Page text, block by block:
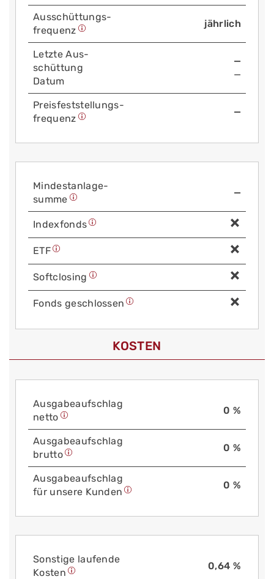
Aus­schüttungs­
frequenz
jährlich
Letzte Aus­
schüttung
Datum
—
—
Preis­fest­stellungs­
frequenz
—
Mindest­anlage­
summe
—
Index­fonds
ETF
Soft­closing
Fonds geschlossen
KOSTEN
Aus­gabe­auf­schlag
netto
0 %
Aus­gabe­auf­schlag
brutto
0 %
Aus­gabe­auf­schlag
für unsere Kunden
0 %
Sonstige laufende
Kosten
0,64 %